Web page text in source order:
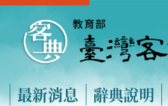
最新消息 辭典說明